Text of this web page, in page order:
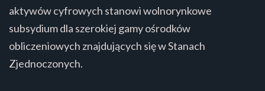
aktywów cyfrowych stanowi wolnorynkowe
subsydium dla szerokiej gamy ośrodków
obliczeniowych znajdujących się w Stanach
Zjednoczonych.